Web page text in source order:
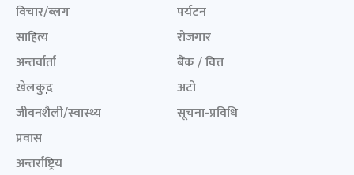
विचार/ब्लग
साहित्य
अन्तर्वार्ता
खेलकुद़़
जीवनशैली/स्वास्थ्य
प्रवास
अन्तर्राष्ट्रिय
पर्यटन
रोजगार
बैंक / वित्त
अटो
सूचना-प्रविधि